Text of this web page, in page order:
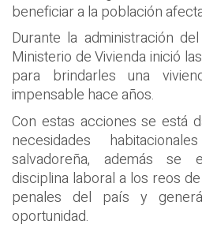
beneficiar a la población
Durante la administración
Ministerio de Vivienda inició
para brindarles una
impensable hace años.
Con estas acciones se está
necesidades
salvadoreña, además se
disciplina laboral a los reos
penales del país y
oportunidad.